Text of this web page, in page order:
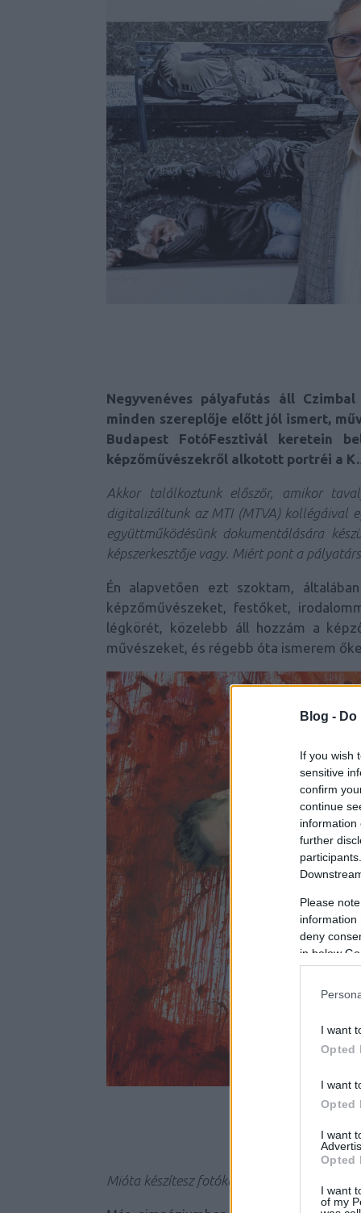
Blog -
If you wish
sensitive
confirm
continue
information
further
Please
information
deny
in below
I want
Opted
I want
Opted
I want
Opted
I want
of my
Negyvenéves pályafutás áll
minden szereplője előtt jól ismert,
Budapest FotóFesztivál keretein
képzőművészekről alkotott portréi a
Akkor találkoztunk először, amikor
digitalizáltunk az MTI (MTVA) kollégáival
együttműködésünk dokumentálására
képszerkesztője vagy. Miért pont a
Én alapvetően ezt szoktam,
képzőművészeket, festőket,
légkörét, közelebb áll hozzám a
művészeket, és régebb óta ismerem
Mióta készítesz fotókat?